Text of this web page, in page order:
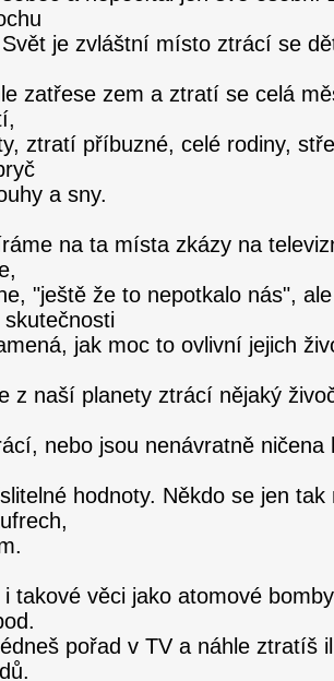
je zvláštní místo ztrácí se
zatřese zem a ztratí se celá
ztratí příbuzné, celé rodiny,
a sny.
na ta místa zkázy na
"ještě že to nepotkalo nás",
jak moc to ovlivní jejich
z naší planety ztrácí nějaký
nebo jsou nenávratně ničena
hodnoty. Někdo se jen
takové věci jako atomové
pořad v TV a náhle ztratíš